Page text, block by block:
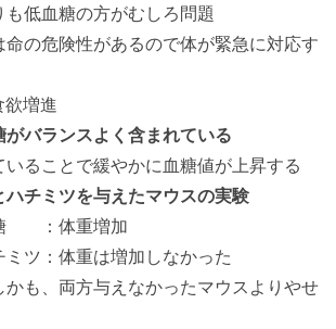
血糖の方がむしろ問題
険性があるので体が緊急に対応す
進
バランスよく含まれている
ることで緩やかに血糖値が上昇する
チミツを与えたマウスの実験
重増加
重は増加しなかった
与えなかったマウスよりやせ